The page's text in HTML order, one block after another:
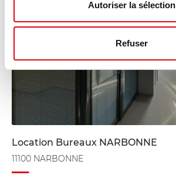
Autoriser la sélection
Refuser
Location Bureaux NARBONNE
11100 NARBONNE